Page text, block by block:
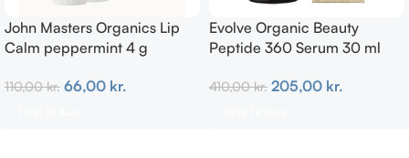
John Masters Organics Lip
Calm peppermint 4 g
110,00kr. 66,00 kr.
Evolve Organic Beauty
Peptide 360 Serum 30 ml
410,00kr. 205,00 kr.